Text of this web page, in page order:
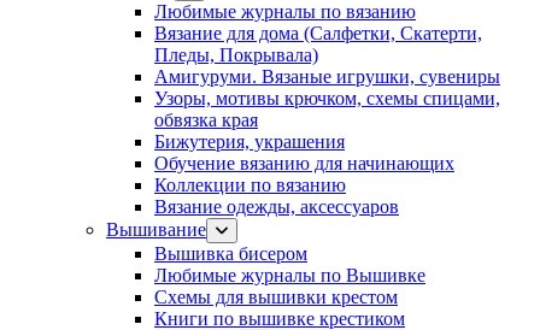
Любимые журналы по вязанию
Вязание для дома (Салфетки, Скатерти,
Пледы, Покрывала)
Амигуруми. Вязаные игрушки, сувениры
Узоры, мотивы крючком, схемы спицами,
обвязка края
Бижутерия, украшения
Обучение вязанию для начинающих
Коллекции по вязанию
Вязание одежды, аксессуаров
Вышивание
Вышивка бисером
Любимые журналы по Вышивке
Схемы для вышивки крестом
Книги по вышивке крестиком